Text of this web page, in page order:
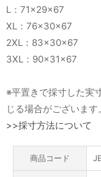
L：71×29×67
XL：76×30×67
2XL：83×30×67
3XL：90×31×67
※平置きで採寸した実
じる場合がございます。
>>採寸方法について
商品コード